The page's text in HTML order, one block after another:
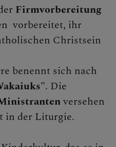
Firmvorbereitung
vorbereitet, ihr
Christsein
benennt sich nach
. Die
versehen
in der Liturgie.